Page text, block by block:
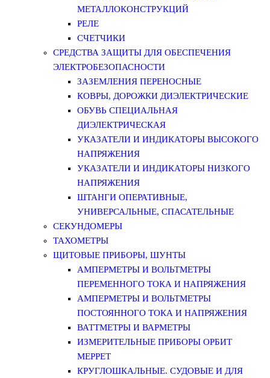
МЕТАЛЛОКОНСТРУКЦИЙ
РЕЛЕ
СЧЕТЧИКИ
СРЕДСТВА ЗАЩИТЫ ДЛЯ ОБЕСПЕЧЕНИЯ
ЭЛЕКТРОБЕЗОПАСНОСТИ
ЗАЗЕМЛЕНИЯ ПЕРЕНОСНЫЕ
КОВРЫ, ДОРОЖКИ ДИЭЛЕКТРИЧЕСКИЕ
ОБУВЬ СПЕЦИАЛЬНАЯ
ДИЭЛЕКТРИЧЕСКАЯ
УКАЗАТЕЛИ И ИНДИКАТОРЫ ВЫСОКОГО
НАПРЯЖЕНИЯ
УКАЗАТЕЛИ И ИНДИКАТОРЫ НИЗКОГО
НАПРЯЖЕНИЯ
ШТАНГИ ОПЕРАТИВНЫЕ,
УНИВЕРСАЛЬНЫЕ, СПАСАТЕЛЬНЫЕ
СЕКУНДОМЕРЫ
ТАХОМЕТРЫ
ЩИТОВЫЕ ПРИБОРЫ, ШУНТЫ
АМПЕРМЕТРЫ И ВОЛЬТМЕТРЫ
ПЕРЕМЕННОГО ТОКА И НАПРЯЖЕНИЯ
АМПЕРМЕТРЫ И ВОЛЬТМЕТРЫ
ПОСТОЯННОГО ТОКА И НАПРЯЖЕНИЯ
ВАТТМЕТРЫ И ВАРМЕТРЫ
ИЗМЕРИТЕЛЬНЫЕ ПРИБОРЫ ОРБИТ
МЕРРЕТ
КРУГЛОШКАЛЬНЫЕ. СУДОВЫЕ И ДЛЯ